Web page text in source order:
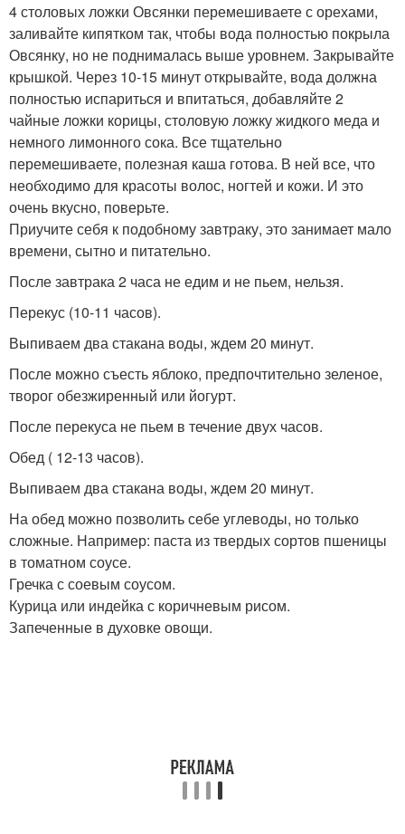
4 столовых ложки Овсянки перемешиваете с орехами,
заливайте кипятком так, чтобы вода полностью покрыла
Овсянку, но не поднималась выше уровнем. Закрывайте
крышкой. Через 10-15 минут открывайте, вода должна
полностью испариться и впитаться, добавляйте 2
чайные ложки корицы, столовую ложку жидкого меда и
немного лимонного сока. Все тщательно
перемешиваете, полезная каша готова. В ней все, что
необходимо для красоты волос, ногтей и кожи. И это
очень вкусно, поверьте.
Приучите себя к подобному завтраку, это занимает мало
времени, сытно и питательно.
После завтрака 2 часа не едим и не пьем, нельзя.
Перекус (10-11 часов).
Выпиваем два стакана воды, ждем 20 минут.
После можно съесть яблоко, предпочтительно зеленое,
творог обезжиренный или йогурт.
После перекуса не пьем в течение двух часов.
Обед ( 12-13 часов).
Выпиваем два стакана воды, ждем 20 минут.
На обед можно позволить себе углеводы, но только
сложные. Например: паста из твердых сортов пшеницы
в томатном соусе.
Гречка с соевым соусом.
Курица или индейка с коричневым рисом.
Запеченные в духовке овощи.